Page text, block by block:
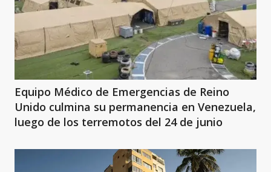
Equipo Médico de Emergencias de Reino
Unido culmina su permanencia en Venezuela,
luego de los terremotos del 24 de junio